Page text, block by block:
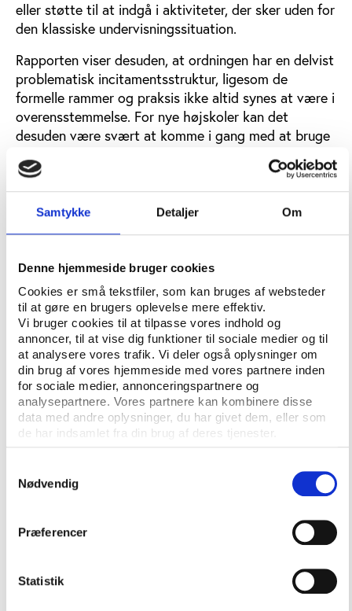
Samtykke Detaljer Om
Denne hjemmeside bruger cookies
Cookies er små tekstfiler, som kan bruges af websteder
til at gøre en brugers oplevelse mere effektiv.
Vi bruger cookies til at tilpasse vores indhold og
annoncer, til at vise dig funktioner til sociale medier og til
at analysere vores trafik. Vi deler også oplysninger om
din brug af vores hjemmeside med vores partnere inden
for sociale medier, annonceringspartnere og
analysepartnere. Vores partnere kan kombinere disse
data med andre oplysninger, du har givet dem, eller som
de har indsamlet fra din brug af deres tjenester.
Nødvendig
Præferencer
Statistik
eller støtte til at indgå i aktiviteter, der sker uden for
den klassiske undervisningssituation.
Rapporten viser desuden, at ordningen har en delvist
problematisk incitamentsstruktur, ligesom de
formelle rammer og praksis ikke altid synes at være i
overensstemmelse. For nye højskoler kan det
desuden være svært at komme i gang med at bruge
ordningen. Blandt andet fordi der er så forskellige
fortolkninger af, hvad ordningen egentligt kan.
Overordnet vurderer rapporten, at det vil være
hensigtsmæssigt at foretage ændringer af den
på ’ændringspotentialer’, som kan foretages inden
for den nuværende lovgivning, og modeller, der
kræver en lovændring.
Rapporten understreger, at det i forbindelse med
sådanne ændringer er helt centralt, at hensynet til
elevernes behov vægtes højt. Desuden er det i
forbindelse med en nytænkning af ordningen vigtigt
fortsat at have fokus på højskolernes hverdag og
formål, der er helt særlige i forhold til andre
Læs mere
SPS-støtten skaber rummelighed
og muligheder
Specialpædagogisk støtte til
højskoleophold vokser